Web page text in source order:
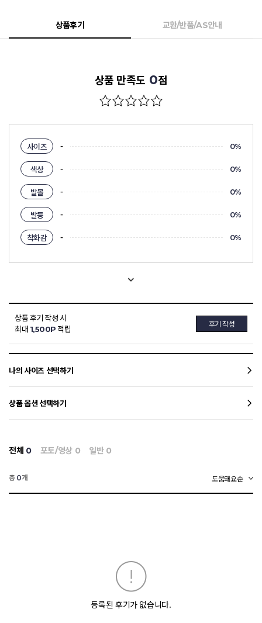
상품후기 교환/반품/AS안내
상품 만족도 0점
사이즈 - 0%
색상 - 0%
발볼 - 0%
발등 - 0%
착화감 - 0%
상품 후기 작성 시
최대 1,500P 적립
후기 작성
나의 사이즈 선택하기
상품 옵션 선택하기
전체 0 포토/영상 0 일반 0
총 0개
등록된 후기가 없습니다.